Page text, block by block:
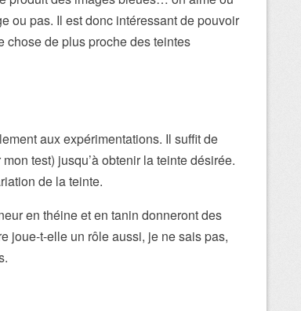
ou pas. Il est donc intéressant de pouvoir
chose de plus proche des teintes
aux expérimentations. Il suffit de
test) jusqu’à obtenir la teinte désirée.
de la teinte.
en théine et en tanin donneront des
joue-t-elle un rôle aussi, je ne sais pas,